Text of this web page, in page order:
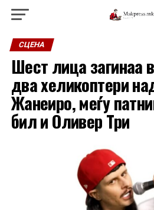
СЦЕНА
Шест лица загинаа
два хеликоптери
Жанеиро, меѓу
бил и Оливер Три